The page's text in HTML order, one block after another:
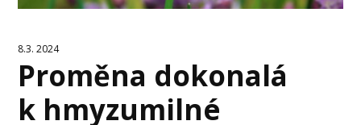
8.3. 2024
Proměna dokonalá
k hmyzumilné